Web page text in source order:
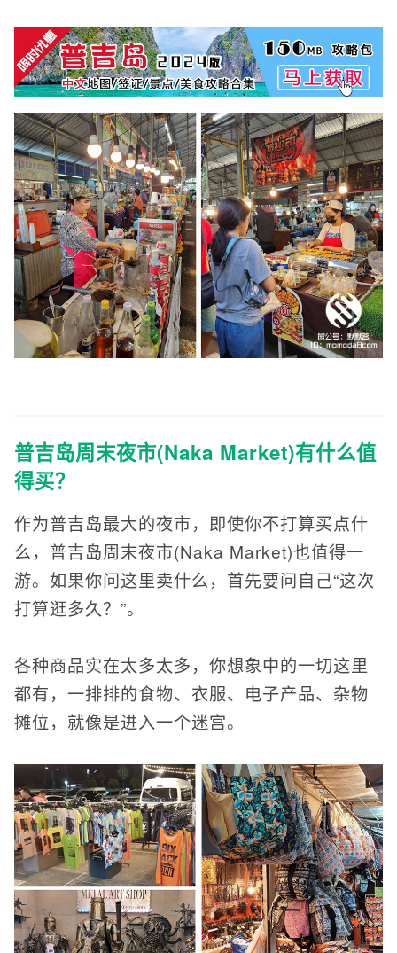
普吉岛周末夜市(Naka Market)有什么值
得买？
作为普吉岛最大的夜市，即使你不打算买点什
么，普吉岛周末夜市(Naka Market)也值得一
游。如果你问这里卖什么，首先要问自己“这次
打算逛多久？”。
各种商品实在太多太多，你想象中的一切这里
都有，一排排的食物、衣服、电子产品、杂物
摊位，就像是进入一个迷宫。